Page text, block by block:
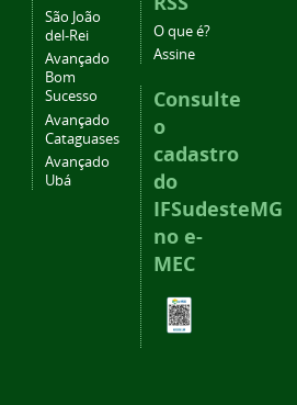
São João
del-Rei
Avançado
Bom
Sucesso
Avançado
Cataguases
Avançado
Ubá
O que é?
Assine
Consulte
o
cadastro
do
IFSudesteMG
no e-
MEC